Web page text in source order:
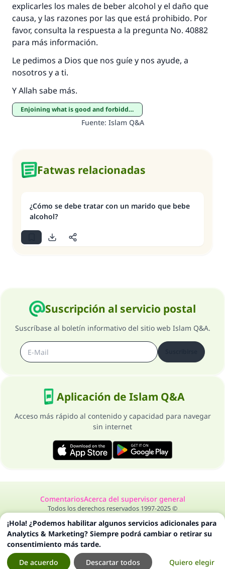
explicarles los males de beber alcohol y el daño que
causa, y las razones por las que está prohibido. Por
favor, consulta la respuesta a la pregunta No. 40882
para más información.
Le pedimos a Dios que nos guíe y nos ayude, a
nosotros y a ti.
Y Allah sabe más.
Enjoining what is good and forbidding what is evil
Fuente: Islam Q&A
Fatwas relacionadas
¿Cómo se debe tratar con un marido que bebe
alcohol?
Suscripción al servicio postal
Suscríbase al boletín informativo del sitio web Islam Q&A.
Aplicación de Islam Q&A
Acceso más rápido al contenido y capacidad para navegar
sin internet
ComentariosAcerca del supervisor general
Todos los derechos reservados 1997-2025 ©
¡Hola! ¿Podemos habilitar algunos servicios adicionales para
Analytics & Marketing? Siempre podrá cambiar o retirar su
consentimiento más tarde.
Quiero elegir
Descartar todos
De acuerdo